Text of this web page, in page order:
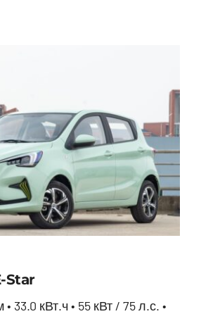
Star
33.0 кВт.ч • 55 кВт / 75 л.с. •